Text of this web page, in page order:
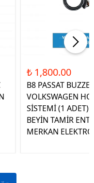
₺ 1,800.00
B8 PASSAT
VOLKSWAGEN
SİSTEMİ (1 ADET)
BEYİN TAMİR
MERKAN